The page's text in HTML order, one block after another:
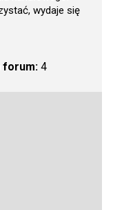
wydaje się
forum:4